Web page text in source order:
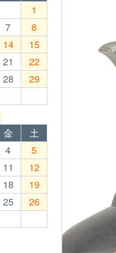
1
7
8
14
15
21
22
28
29
金
土
4
5
11
12
18
19
25
26